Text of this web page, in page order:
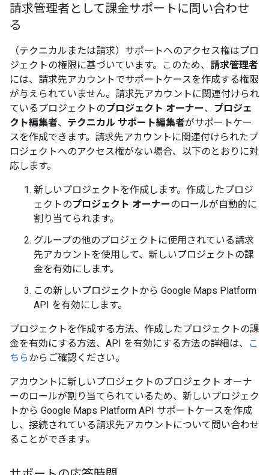
請求管理者として課金サポートに問い合わせ
る
（テクニカルまたは請求）サポートへのアクセス権はプロ
ジェクトの権限に基づいています。このため、 請求管理者
には、請求先アカウントでサポートケースを作成する権限
が与えられていません。請求先アカウントに関連付けられ
ているプロジェクトのプロジェクト オーナー、 プロジェ
クト編集者、 テクニカル サポート編集者がサポートケー
スを作成できます。請求先アカウントに関連付けられたプ
ロジェクトへのアクセス権がない場合、以下のとおりに対
応します。
新しいプロジェクトを作成します。作成したプロジ
ェクトのプロジェクト オーナーのロールが自動的に
割り当てられます。
グループの他のプロジェクトに使用されている請求
先アカウントを使用して、新しいプロジェクトの課
金を有効にします。
この新しいプロジェクトから Google Maps Platform
API を有効にします。
プロジェクトを作成する方法、作成したプロジェクトの課
金を有効にする方法、API を有効にする方法の詳細は、
こ
ちらからご確認ください。
アカウントに新しいプロジェクトのプロジェクト オーナ
ーのロールが割り当てられているため、新しいプロジェク
トから Google Maps Platform API サポートケースを作成
し、接続されている請求先アカウントについて問い合わせ
ることができます。